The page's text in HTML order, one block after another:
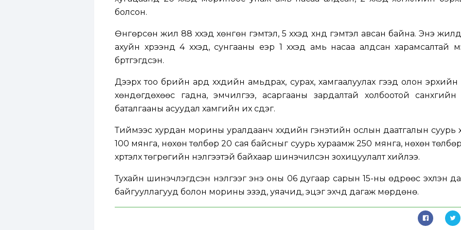
болсон.
Өнгөрсөн жил 88 хүүхэд хөнгөн гэмтэл, 5 хүүхэд хүнд гэмтэл авсан байна. Энэ
ахуйн хүрээнд 4 хүүхэд, сунгааны үеэр 1 хүүхэд амь насаа алдсан харамсалтай
бүртгэгдсэн.
Дээрх тоо бүрийн ард хүүхдийн амьдрах, сурах, хамгаалуулах гээд олон эрхийн
хөндөгдөхөөс гадна, эмчилгээ, асаргааны зардалтай холбоотой
баталгааны асуудал хамгийн их үүсдэг.
Тиймээс хурдан морины уралдаанч хүүхдийн гэнэтийн ослын даатгалын суурь
100 мянга, нөхөн төлбөр 20 сая байсныг суурь хураамж 250 мянга, нөхөн
хүртэлх төгрөгийн үнэлгээтэй байхаар шинэчилсэн зохицуулалт хийлээ.
Тухайн шинэчлэгдсэн үнэлгээг энэ оны 06 дугаар сарын 15-ны өдрөөс эхлэн
байгууллагууд болон морины эзэд, уяачид, эцэг эхчүүд дагаж мөрдөнө.